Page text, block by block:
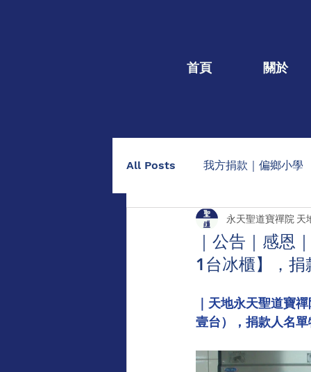
首頁 關於
All Posts 我方捐款｜偏鄉小學
我方捐款｜個人個案 捐棺
助印佛經手抄本 點燈/供養
感謝專欄（受款方/學校致意）
｜公告｜感恩
1台冰櫃】，
永天聖道寶禪院 天
｜天地永天聖道寶
壹台），捐款人名